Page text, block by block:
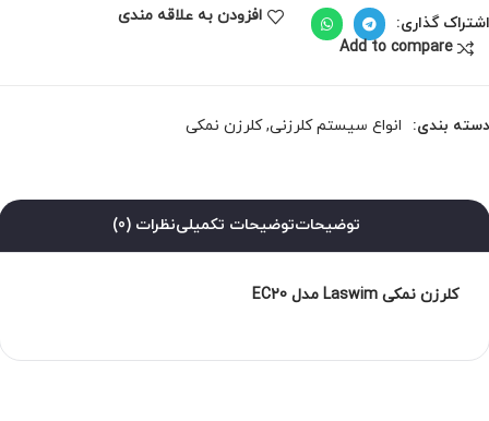
گذاری:
افزودن به علاقه مندی
Add to compare
بندی: انواع سیستم کلرزنی,کلرزن نمکی
توضیحاتتوضیحات تکمیلینظرات (0)
کلرزن نمکی Laswim مدل EC20